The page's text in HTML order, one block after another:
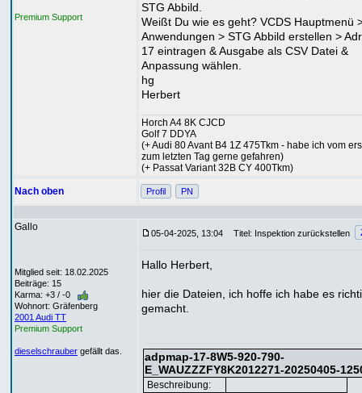
Premium Support
STG Abbild.
Weißt Du wie es geht? VCDS Hauptmenü
Anwendungen > STG Abbild erstellen >
17 eintragen & Ausgabe als CSV Datei &
Anpassung wählen.
hg
Herbert
Horch A4 8K CJCD
Golf 7 DDYA
(+ Audi 80 Avant B4 1Z 475Tkm - habe ich vom
zum letzten Tag gerne gefahren)
(+ Passat Variant 32B CY 400Tkm)
Nach oben Profil PN
Gallo
Mitglied seit: 18.02.2025
Beiträge: 15
Karma: +3 / -0
Wohnort: Gräfenberg
2001 Audi TT
Premium Support
dieselschrauber gefällt das.
05-04-2025, 13:04 Titel: Inspektion zurückstellen
Hallo Herbert,
hier die Dateien, ich hoffe ich habe es
gemacht.
adpmap-17-8W5-920-790-
E_WAUZZZFY8K2012271-20250405-
Beschreibung: